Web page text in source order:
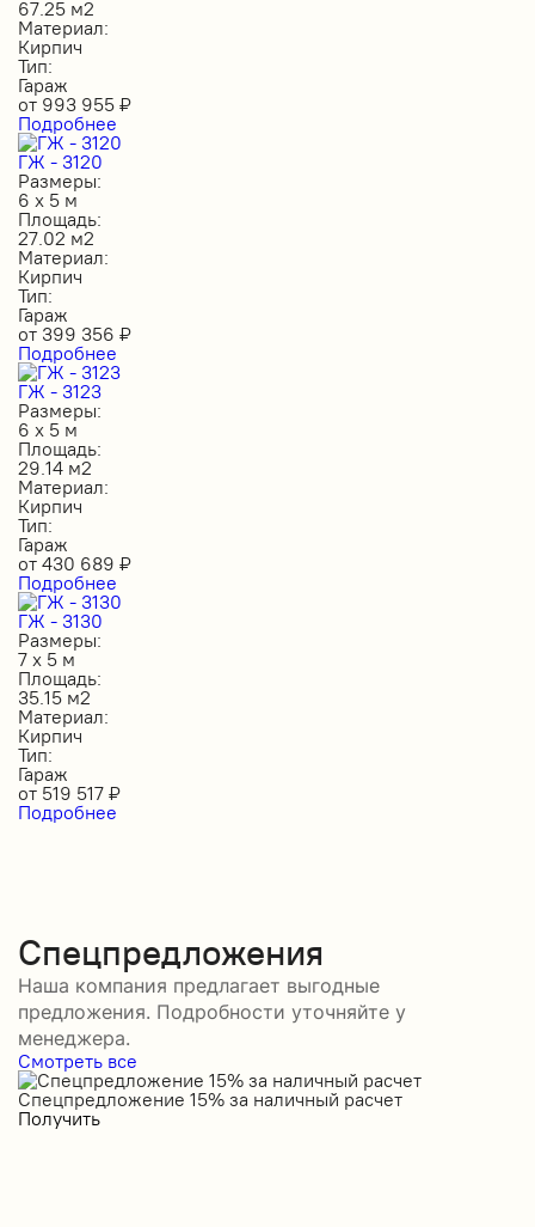
67.25 м2
Материал:
Кирпич
Тип:
Гараж
от 993 955 ₽
Подробнее
ГЖ - 3120
Размеры:
6 х 5 м
Площадь:
27.02 м2
Материал:
Кирпич
Тип:
Гараж
от 399 356 ₽
Подробнее
ГЖ - 3123
Размеры:
6 х 5 м
Площадь:
29.14 м2
Материал:
Кирпич
Тип:
Гараж
от 430 689 ₽
Подробнее
ГЖ - 3130
Размеры:
7 х 5 м
Площадь:
35.15 м2
Материал:
Кирпич
Тип:
Гараж
от 519 517 ₽
Подробнее
Спецпредложения
Наша компания предлагает выгодные
предложения. Подробности уточняйте у
менеджера.
Смотреть все
Спецпредложение 15% за наличный расчет
Получить